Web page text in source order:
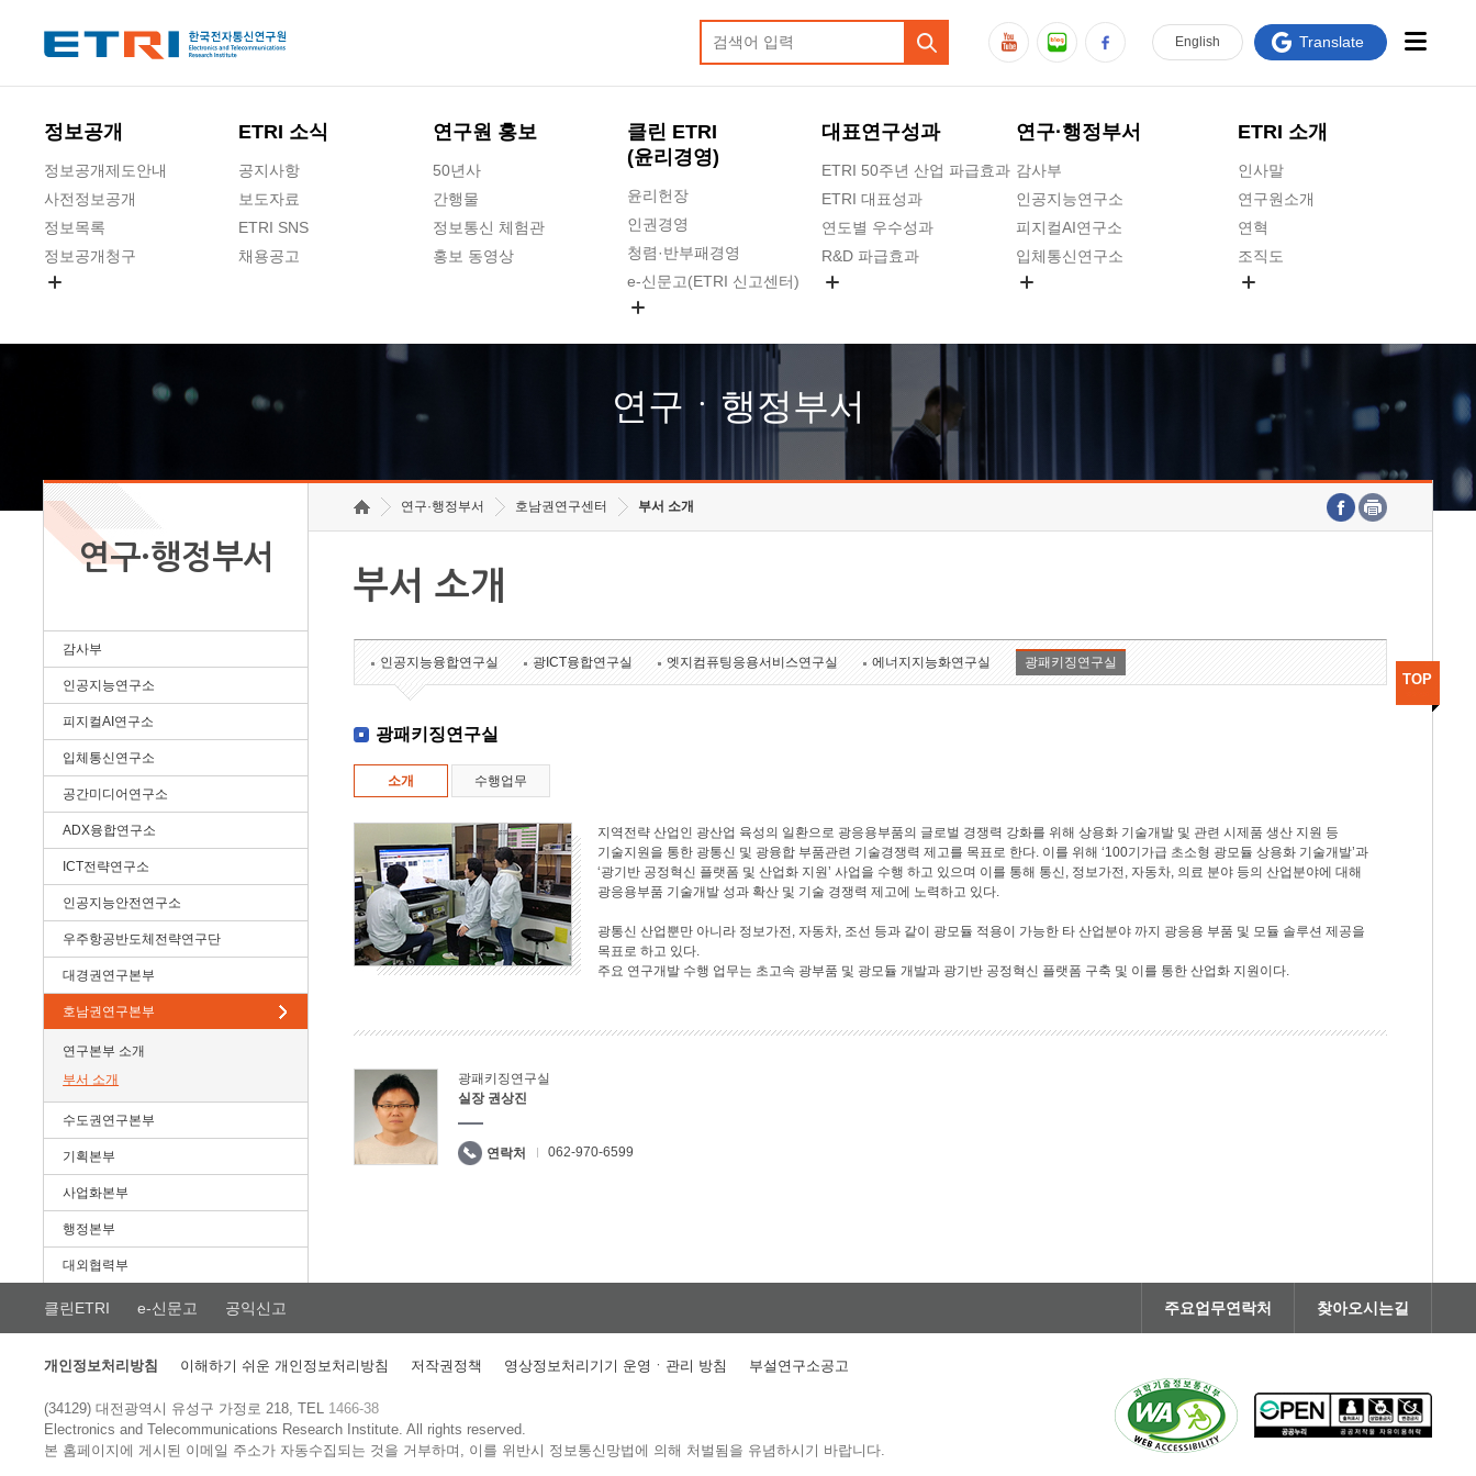
정보공개
정보공개제도안내
사전정보공개
정보목록
정보공개청구
ETRI 소식
공지사항
보도자료
ETRI SNS
채용공고
연구원 홍보
50년사
간행물
정보통신 체험관
홍보 동영상
클린 ETRI
(윤리경영)
윤리헌장
인권경영
청렴·반부패경영
e-신문고(ETRI 신고센터)
고객의소리
수의계약 현황
대표연구성과
ETRI 50주년 산업 파급효과
ETRI 대표성과
연도별 우수성과
R&D 파급효과
연구·행정부서
감사부
인공지능연구소
피지컬AI연구소
입체통신연구소
호남권연구본부
기획본부
ETRI 소개
인사말
연구원소개
연혁
조직도
연구원 고객헌장
주요업무연락처
English Translate
연구ㆍ행정부서
연구·행정부서
감사부
인공지능연구소
피지컬AI연구소
입체통신연구소
공간미디어연구소
ADX융합연구소
ICT전략연구소
인공지능안전연구소
우주항공반도체전략연구단
대경권연구본부
호남권연구본부
연구본부 소개
부서 소개
수도권연구본부
기획본부
사업화본부
행정본부
대외협력부
연구·행정부서 호남권연구센터 부서 소개
부서 소개
인공지능융합연구실 광ICT융합연구실 엣지컴퓨팅응용서비스연구실 에너지지능화연구실 광패키징연구실
광패키징연구실
소개 수행업무
지역전략 산업인 광산업 육성의 일환으로 광응용부품의 글로벌 경쟁력 강화를 위해 상용화 기술개발 및 관련 시제품 생산 지원 등
기술지원을 통한 광통신 및 광융합 부품관련 기술경쟁력 제고를 목표로 한다. 이를 위해 ‘100기가급 초소형 광모듈 상용화 기술개발’과
‘광기반 공정혁신 플랫폼 및 산업화 지원’ 사업을 수행 하고 있으며 이를 통해 통신, 정보가전, 자동차, 의료 분야 등의 산업분야에 대해
광응용부품 기술개발 성과 확산 및 기술 경쟁력 제고에 노력하고 있다.
광통신 산업뿐만 아니라 정보가전, 자동차, 조선 등과 같이 광모듈 적용이 가능한 타 산업분야 까지 광응용 부품 및 모듈 솔루션 제공을
목표로 하고 있다.
주요 연구개발 수행 업무는 초고속 광부품 및 광모듈 개발과 광기반 공정혁신 플랫폼 구축 및 이를 통한 산업화 지원이다.
광패키징연구실
실장 권상진
연락처 062-970-6599
TOP
클린ETRI e-신문고 공익신고 주요업무연락처 찾아오시는길
개인정보처리방침 이해하기 쉬운 개인정보처리방침 저작권정책 영상정보처리기기 운영ㆍ관리 방침 부설연구소공고
(34129) 대전광역시 유성구 가정로 218, TEL 1466-38
Electronics and Telecommunications Research Institute.All rights reserved.
본 홈페이지에 게시된 이메일 주소가 자동수집되는 것을 거부하며, 이를 위반시 정보통신망법에 의해 처벌됨을 유념하시기 바랍니다.